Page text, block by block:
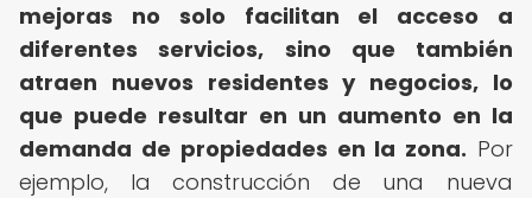
mejoras no solo facilitan el acceso a
diferentes servicios, sino que también
atraen nuevos residentes y negocios, lo
que puede resultar en un aumento en la
demanda de propiedades en la zona. Por
ejemplo, la construcción de una nueva